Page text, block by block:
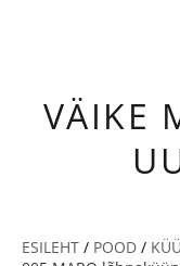
VÄIKE
ESILEHT / POOD /